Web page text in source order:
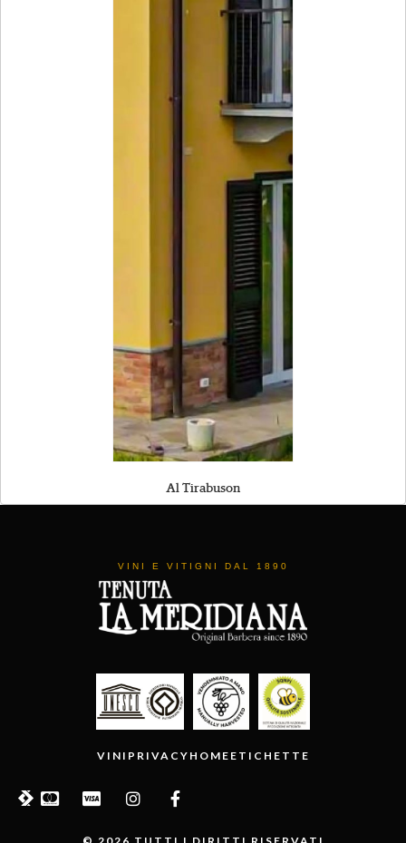
Al Tirabuson
VINI E VITIGNI DAL 1890
VINI PRIVACY HOME ETICHETTE